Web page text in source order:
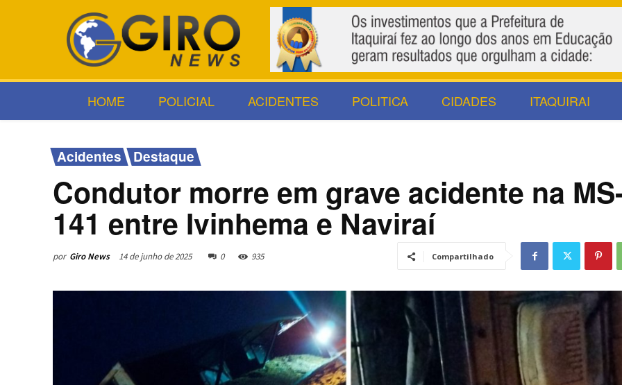
HOME POLICIAL ACIDENTES POLITICA CIDADES ITAQUIRAI
Acidentes Destaque
Condutor morre em grave acidente na
141 entre Ivinhema e Naviraí
por Giro News 14 de junho de 2025 0 935 Compartilhado